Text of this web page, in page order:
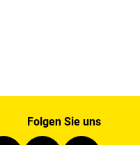
Folgen Sie uns